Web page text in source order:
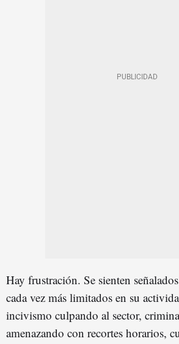
Hay frustración. Se sienten
cada vez más limitados en su
incivismo culpando al sector,
amenazando con recortes horarios,